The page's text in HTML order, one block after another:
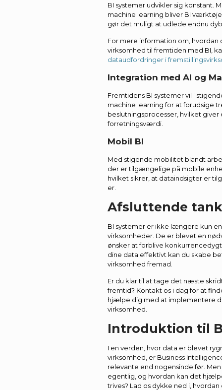
BI systemer udvikler sig konstant.
machine learning bliver BI
gør det muligt at udlede endnu
For mere information om, hvordan
virksomhed til fremtiden med BI,
dataudfordringer i
Integration med AI og
Fremtidens BI systemer vil i
machine learning for at forudsige
beslutningsprocesser, hvilket giver
forretningsværdi.
Mobil BI
Med stigende mobilitet blandt
der er tilgængelige på mobile
hvilket sikrer, at dataindsigter er
er.
Afsluttende
BI systemer er ikke længere kun
virksomheder. De er blevet en
ønsker at forblive
dine data effektivt kan du skabe
virksomhed fremad.
Er du klar til at tage det næste
fremtid? Kontakt os i dag for at
hjælpe dig med at implementere
virksomhed.
Introduktion til
I en verden, hvor data er blevet
virksomhed, er Business
relevante end nogensinde før.
egentlig, og hvordan kan det
trives? Lad os dykke ned i,